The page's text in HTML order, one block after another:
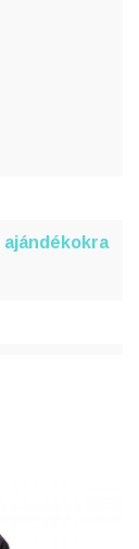
ajándékokra